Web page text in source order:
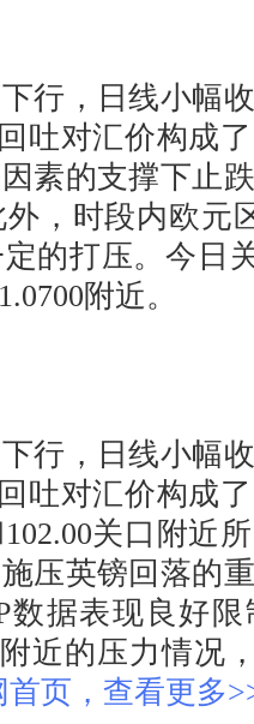
，日线小幅收
吐对汇价构成
素的支撑下止
，时段内欧元
的打压。今日
附近。
，日线小幅收
吐对汇价构成
关口附近
压英镑回落的
数据表现良好
近的压力情况
首页，查看更多